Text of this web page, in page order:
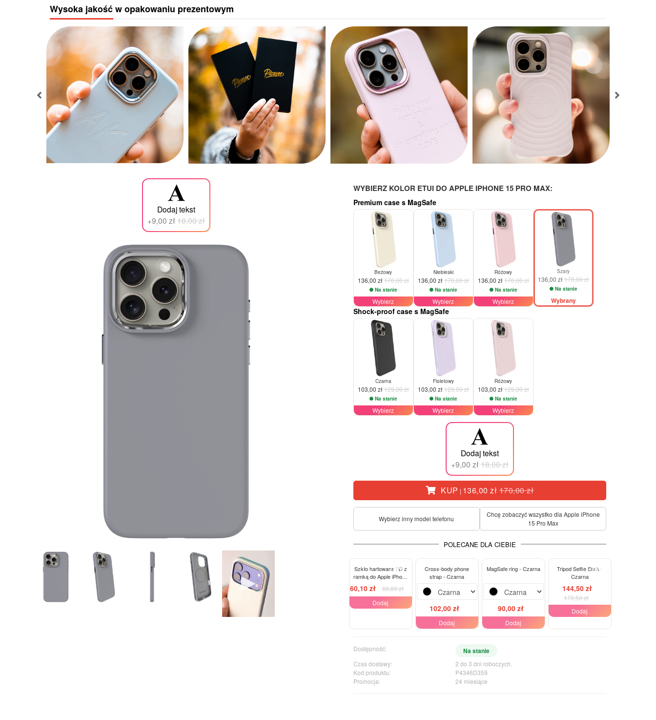
Wysoka jakość w opakowaniu prezentowym
WYBIERZ KOLOR ETUI DO APPLE IPHONE 15 PRO MAX:
Premium case s MagSafe
-20%
Beżowy
136,00 zł 170,00 zł
Na stanie
Wybierz
-20%
Niebieski
136,00 zł 170,00 zł
Na stanie
Wybierz
-20%
Różowy
136,00 zł 170,00 zł
Na stanie
Wybierz
-20%
Szary
136,00 zł 170,00 zł
Na stanie
Wybrany
Shock-proof case s MagSafe
-20%
Czarna
103,00 zł 129,00 zł
Na stanie
Wybierz
-20%
Fioletowy
103,00 zł 129,00 zł
Na stanie
Wybierz
-20%
Różowy
103,00 zł 129,00 zł
Na stanie
Wybierz
Dodaj tekst
+9,00 zł 18,00 zł
KUP | 136,00 zł 170,00 zł
Wybierz inny model telefonu
Chcę zobaczyć wszystko dla Apple iPhone
15 Pro Max
POLECANE DLA CIEBIE
-13%
Szkło hartowane 3D z
ramką do Apple iPhone
15 Pro Max - czarne
60,10 zł
68,80 zł
Dodaj
Cross-body phone
strap - Czarna
102,00 zł
Dodaj
MagSafe ring - Czarna
90,00 zł
Dodaj
-15%
Tripod Selfie Stick -
Czarna
144,50 zł
170,50 zł
Dodaj
Dostępność: Na stanie
Czas dostawy:
2 do 3 dni roboczych.
Kod produktu:
P4346D359
Promocja:
24 miesiące
Dodaj tekst
+9,00 zł 18,00 zł